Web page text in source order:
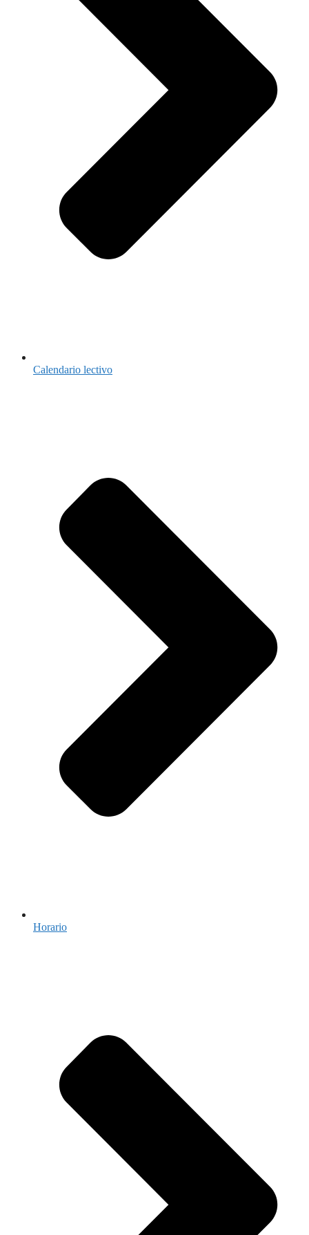
Calendario lectivo
Horario